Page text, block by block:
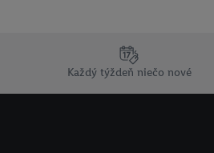
Každý týždeň niečo nové